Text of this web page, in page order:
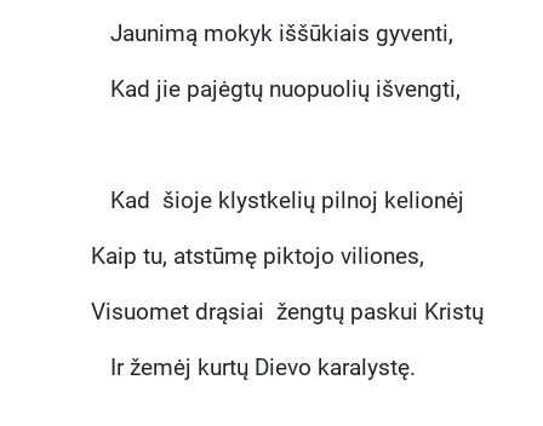
Jaunimą mokyk iššūkiais gyventi,
Kad jie pajėgtų nuopuolių išvengti,
Kad šioje klystkelių pilnoj kelionėj
Kaip tu, atstūmę piktojo viliones,
Visuomet drąsiai žengtų paskui Kristų
Ir žemėj kurtų Dievo karalystę.